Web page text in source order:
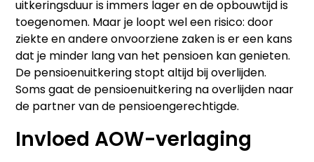
uitkeringsduur is immers lager en de opbouwtijd is
toegenomen. Maar je loopt wel een risico: door
ziekte en andere onvoorziene zaken is er een kans
dat je minder lang van het pensioen kan genieten.
De pensioenuitkering stopt altijd bij overlijden.
Soms gaat de pensioenuitkering na overlijden naar
de partner van de pensioengerechtigde.
Invloed AOW-verlaging